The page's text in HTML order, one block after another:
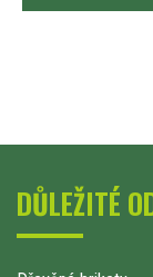
DŮLEŽITÉ